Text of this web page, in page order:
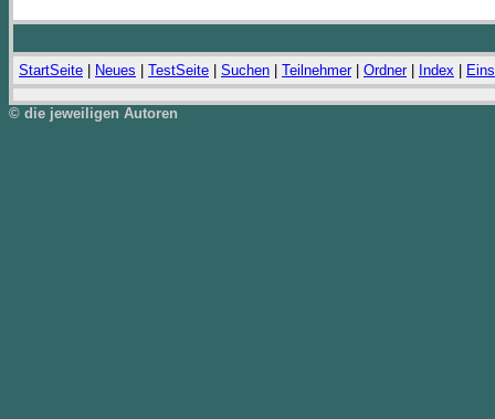
StartSeite Neues TestSeite Suchen Teilnehmer| Ordner| Index
© die jeweiligen Autoren